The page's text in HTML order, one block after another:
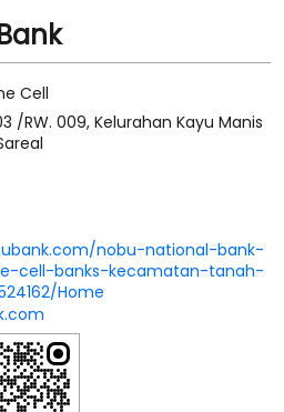
Cell
/RW. 009, Kelurahan Kayu Manis
nobu-national-bank-
cell-banks-kecamatan-tanah-
Home